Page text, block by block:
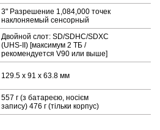
3" Разрешение 1,084,000 точек
наклоняемый сенсорный
Двойной слот: SD/SDHC/SDXC
(UHS-II) [максимум 2 ТБ /
рекомендуется V90 или выше]
129.5 x 91 x 63.8 мм
557 г (з батареєю, носієм
запису) 476 г (тільки корпус)